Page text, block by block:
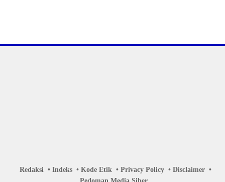
Redaksi Indeks Kode Etik Privacy Policy
Disclaimer